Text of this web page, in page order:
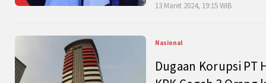
13 Maret 2024, 19:15 WIB
Nasional
Dugaan Korupsi PT